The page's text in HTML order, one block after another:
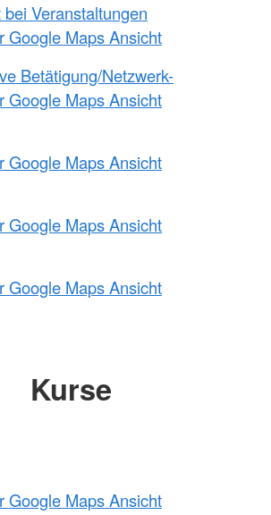
Veranstaltungen
Google Maps Ansicht
Betätigung/Netzwerk-
Google Maps Ansicht
Google Maps Ansicht
Google Maps Ansicht
Google Maps Ansicht
Kurse
Google Maps Ansicht